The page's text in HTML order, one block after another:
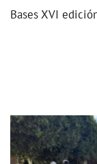
Bases XVI